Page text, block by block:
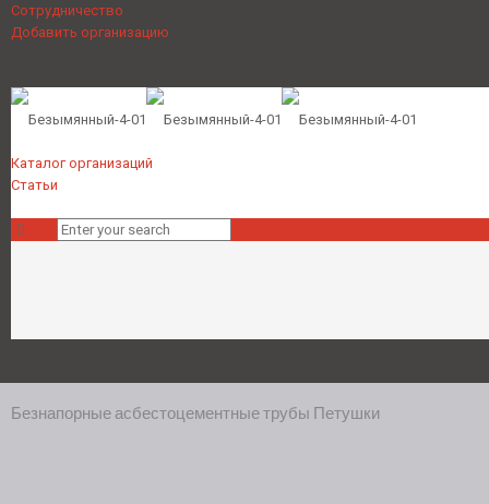
Сотрудничество
Добавить организацию
Каталог организаций
Статьи
Безнапорные асбестоцементные трубы Петушки